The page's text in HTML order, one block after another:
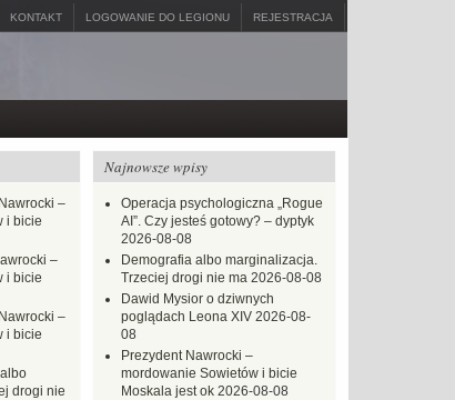
KONTAKT LOGOWANIE DO LEGIONU REJESTRACJA
Najnowsze wpisy
Operacja psychologiczna „Rogue
AI”. Czy jesteś gotowy? – dyptyk
2026-08-08
Demografia albo marginalizacja.
Trzeciej drogi nie ma 2026-08-08
Dawid Mysior o dziwnych
poglądach Leona XIV 2026-08-
08
Prezydent Nawrocki –
mordowanie Sowietów i bicie
Moskala jest ok 2026-08-08
–
i bicie
–
i bicie
–
i bicie
drogi nie